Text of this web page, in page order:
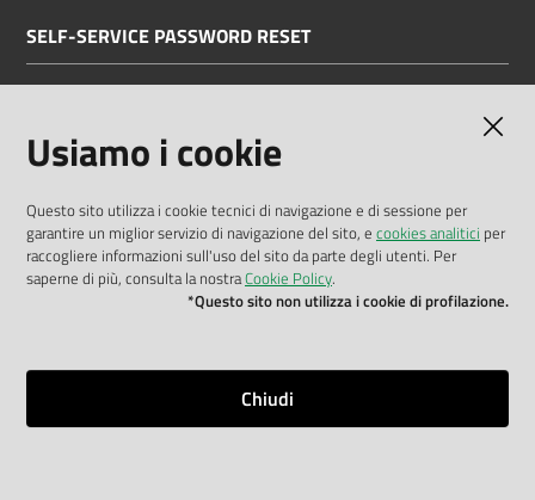
SELF-SERVICE PASSWORD RESET
Dichiarazione di accessibilità
Privacy policy
Mappa del sito
Usiamo i cookie
Questo sito utilizza i cookie tecnici di navigazione e di sessione per
garantire un miglior servizio di navigazione del sito, e cookies analitici per
raccogliere informazioni sull'uso del sito da parte degli utenti. Per
saperne di più, consulta la nostraCookie Policy.
*Questo sito non utilizza i cookie di profilazione.
Chiudi